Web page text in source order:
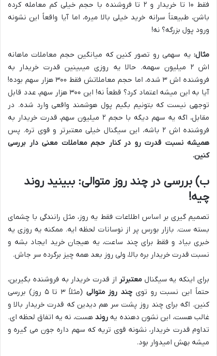
فقط ۱۰ تا خریدار و ۲ تا فروشنده با حجم خیلی کم معامله کرده
باشن، طبیعتاً سرانه خرید خیلی بالا میره، اما آیا واقعاً این نشونه
ورود پول بزرگه؟ نه!
مثال: یه سهمی رو تصور کنین که میانگین حجم معاملات ماهانه
اش ۲ میلیون سهمه. حالا یه روزی میبینین قدرت خریدار به
فروشنده اش ۳ شده، اما حجم معاملاتش فقط ۳۰۰ هزار سهم بوده!
آیا به این میشه اعتماد کرد؟ قطعاً نه! این ۳۰۰ هزار سهم، عدد قابل
توجهی نیست که بتونیم بگیم پول هوشمند واقعی وارد شده. در
مقابل، اگه یه سهم دیگه با حجم ۲ میلیون سهم، قدرت خریدار به
فروشنده اش ۲ باشه، این سیگنال خیلی معتبرتر و قوی تره. پس
همیشه نسبت قدرت رو در کنار حجم معاملات معنی دار بررسی
کنین.
ب) بررسی در چند روز متوالی: ببینید روند
چیه!
تصمیم گیری بر اساس اطلاعات فقط یه روز، مثل رانندگی با چشمای
بسته ست. بازار بورس پر از نوسانات لحظه ایه. ممکنه یه روزی یه
خبری بیاد و فقط برای چند ساعت، یه هیجان خرید ایجاد بشه و
نسبت قدرت خریدار بره بالا، ولی روز بعد همه چیز برگرده سر جاش.
برای اینکه یه سیگنالمعتبرتر از قدرت خریدار به فروشنده بگیرین،
حتماً این نسبت رو توی چند روز متوالی
(مثلاً ۳ تا ۵ روز) بررسی
کنین. اگه برای چند روز پشت سر هم دیدین که قدرت خریدار بالا و
غالب هست، این نشون دهنده یه روند هست، نه یه اتفاق لحظه ای.
تداوم قدرت خریدار، نشونه قوی تریه که سهم داره جون می گیره و
میشه بهش امیدوار بود.